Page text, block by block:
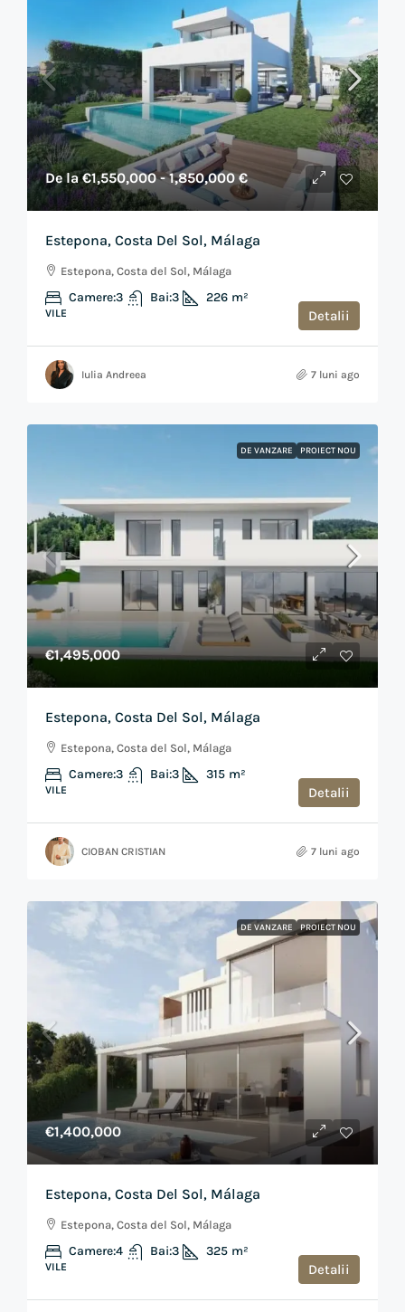
De la€1,550,000- 1,850,000 €
Estepona, Costa Del Sol, Málaga
Estepona, Costa del Sol, Málaga
Camere:3 Bai:3 226 m²
VILE Detalii
Iulia Andreea 7 luni ago
DE VANZARE PROIECT NOU
€1,495,000
Estepona, Costa Del Sol, Málaga
Estepona, Costa del Sol, Málaga
Camere:3 Bai:3 315 m²
VILE Detalii
CIOBAN CRISTIAN 7 luni ago
DE VANZARE PROIECT NOU
€1,400,000
Estepona, Costa Del Sol, Málaga
Estepona, Costa del Sol, Málaga
Camere:4 Bai:3 325 m²
VILE Detalii